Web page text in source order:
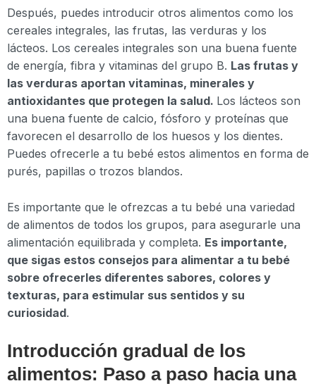
Después, puedes introducir otros alimentos como los
cereales integrales, las frutas, las verduras y los
lácteos. Los cereales integrales son una buena fuente
de energía, fibra y vitaminas del grupo B. Las frutas y
las verduras aportan vitaminas, minerales y
antioxidantes que protegen la salud. Los lácteos son
una buena fuente de calcio, fósforo y proteínas que
favorecen el desarrollo de los huesos y los dientes.
Puedes ofrecerle a tu bebé estos alimentos en forma de
purés, papillas o trozos blandos.
Es importante que le ofrezcas a tu bebé una variedad
de alimentos de todos los grupos, para asegurarle una
alimentación equilibrada y completa. Es importante,
que sigas estos consejos para alimentar a tu bebé
sobre ofrecerles diferentes sabores, colores y
texturas, para estimular sus sentidos y su
curiosidad.
Introducción gradual de los
alimentos: Paso a paso hacia una